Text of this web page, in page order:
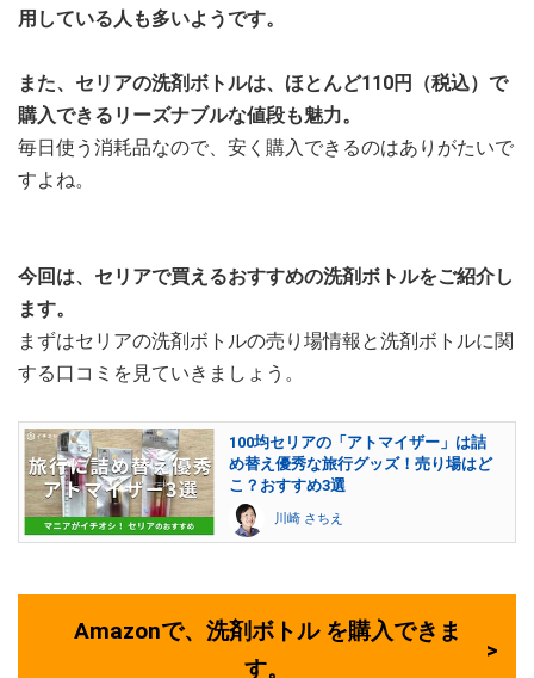
用している人も多いようです。
また、セリアの洗剤ボトルは、ほとんど110円（税込）で
購入できるリーズナブルな値段も魅力。
毎日使う消耗品なので、安く購入できるのはありがたいで
すよね。
今回は、セリアで買えるおすすめの洗剤ボトルをご紹介し
ます。
まずはセリアの洗剤ボトルの売り場情報と洗剤ボトルに関
する口コミを見ていきましょう。
100均セリアの「アトマイザー」は詰
め替え優秀な旅行グッズ！売り場はど
こ？おすすめ3選
川崎 さちえ
Amazonで、洗剤ボトル を購入できま
す。